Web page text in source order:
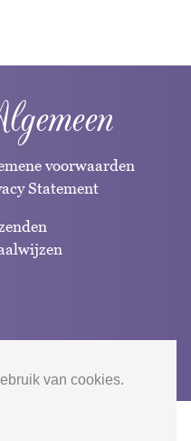
van cookies.
voorwaarden
Statement